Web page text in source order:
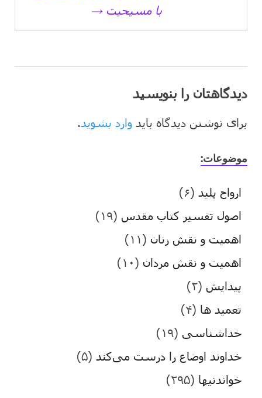
با مسیحیت →
دیدگاهتان را بنویسید
برای نوشتن دیدگاه باید وارد بشوید.
موضوعات:
ارواح پلید (۶)
اصول تفسیر کتاب مقدس (۱۹)
اهمیت و نقش زنان (۱۱)
اهمیت و نقش مردان (۱۰)
پیدایش (۲)
تعمید ها (۴)
خداشناسی (۱۹)
خداوند اوضاع را درست می‌کند (۵)
خواندنیها (۲۹۵)